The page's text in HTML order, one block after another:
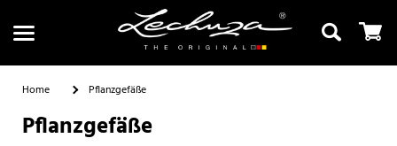
Home Pflanzgefäße
Pflanzgefäße